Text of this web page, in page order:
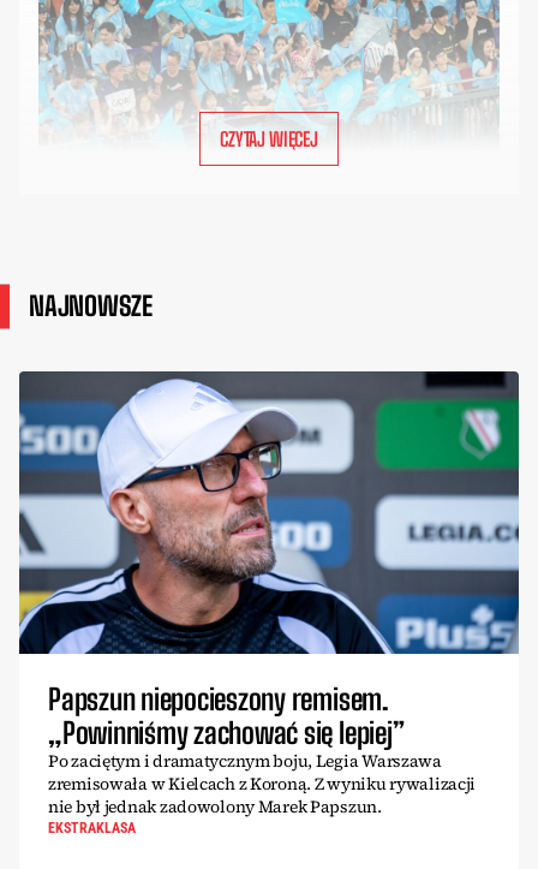
CZYTAJ WIĘCEJ
NAJNOWSZE
Papszun niepocieszony remisem.
„Powinniśmy zachować się lepiej”
Po zaciętym i dramatycznym boju, Legia Warszawa
zremisowała w Kielcach z Koroną. Z wyniku rywalizacji
nie był jednak zadowolony Marek Papszun.
EKSTRAKLASA